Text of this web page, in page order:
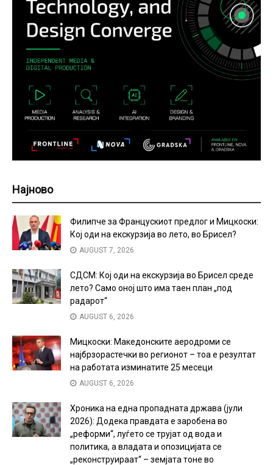
Најново
Филипче за Францускиот предлог и Мицкоски:
Кој оди на екскурзија во лето, во Брисел?
AUGUST 7, 2026
СДСМ: Кој оди на екскурзија во Брисел среде
лето? Само оној што има таен план „под
радарот“
AUGUST 6, 2026
Мицкоски: Македонските аеродроми се
најбрзорастечки во регионот – тоа е резултат
на работата изминатите 25 месеци
AUGUST 6, 2026
Хроника на една пропадната држава (јули
2026): Додека правдата е заробена во
„реформи“, луѓето се трујат од вода и
политика, а владата и опозицијата се
„реконструираат“ – земјата тоне во